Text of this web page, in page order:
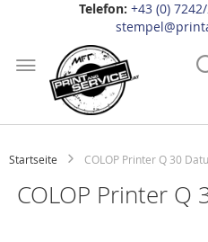
Telefon: +43 (0)
Startseite COLOP Printer Q 30
COLOP Printer Q